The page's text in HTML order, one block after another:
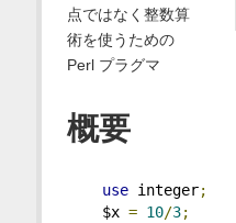
点ではなく整数算
術を使うための
Perl プラグマ
概要
use integer;
$x = 10/3;